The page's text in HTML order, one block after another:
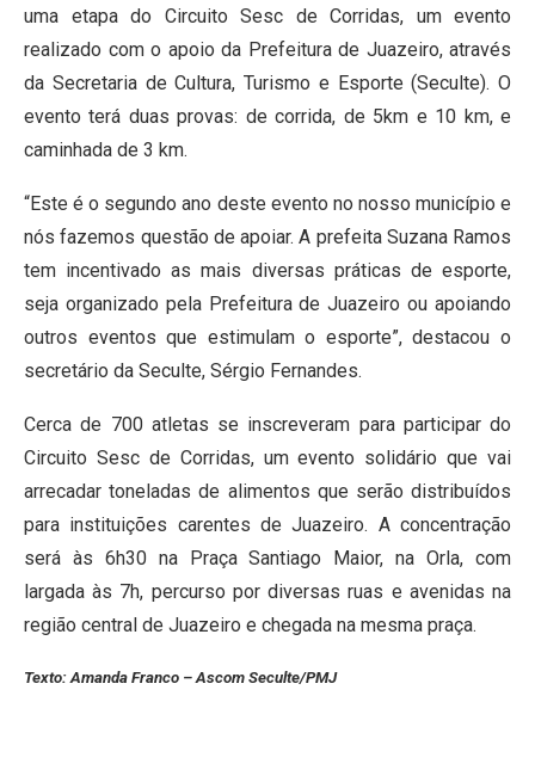
uma etapa do Circuito Sesc de Corridas, um evento
realizado com o apoio da Prefeitura de Juazeiro, através
da Secretaria de Cultura, Turismo e Esporte (Seculte). O
evento terá duas provas: de corrida, de 5km e 10 km, e
caminhada de 3 km.
“Este é o segundo ano deste evento no nosso município e
nós fazemos questão de apoiar. A prefeita Suzana Ramos
tem incentivado as mais diversas práticas de esporte,
seja organizado pela Prefeitura de Juazeiro ou apoiando
outros eventos que estimulam o esporte”, destacou o
secretário da Seculte, Sérgio Fernandes.
Cerca de 700 atletas se inscreveram para participar do
Circuito Sesc de Corridas, um evento solidário que vai
arrecadar toneladas de alimentos que serão distribuídos
para instituições carentes de Juazeiro. A concentração
será às 6h30 na Praça Santiago Maior, na Orla, com
largada às 7h, percurso por diversas ruas e avenidas na
região central de Juazeiro e chegada na mesma praça.
Texto: Amanda Franco – Ascom Seculte/PMJ